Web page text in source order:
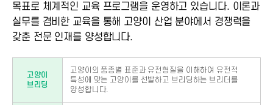
목표로 체계적인 교육 프로그램을 운영하고 있습니다. 이론과
실무를 겸비한 교육을 통해 고양이 산업 분야에서 경쟁력을
갖춘 전문 인재를 양성합니다.
고양이
브리딩
고양이의 품종별 표준과 유전형질을 이해하여 유전적
특성에 맞는 고양이를 선발하고 브리딩하는 브리더를
양성합니다.